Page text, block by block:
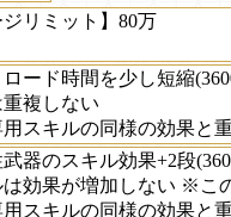
ジリミット】80万
ード時間を少し短縮
複しない
スキルの同様の効果と
器のスキル効果+2段
効果が増加しない ※こ
スキルの同様の効果と